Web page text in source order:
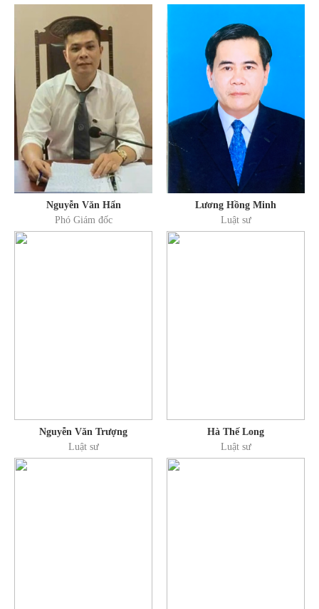
Nguyễn Văn Hẩn
Phó Giám đốc
Lương Hồng Minh
Luật sư
Nguyễn Văn Trượng
Luật sư
Hà Thế Long
Luật sư